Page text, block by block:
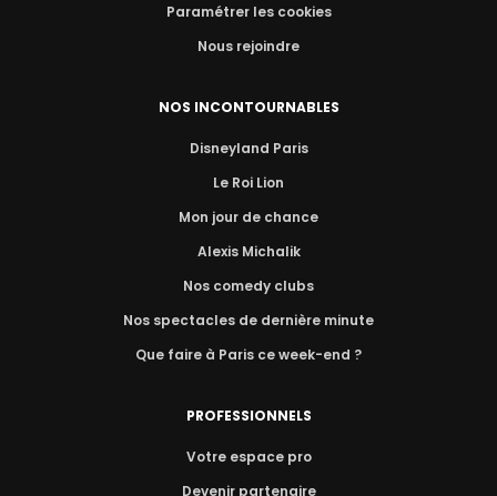
Paramétrer les cookies
Nous rejoindre
NOS INCONTOURNABLES
Disneyland Paris
Le Roi Lion
Mon jour de chance
Alexis Michalik
Nos comedy clubs
Nos spectacles de dernière minute
Que faire à Paris ce week-end ?
PROFESSIONNELS
Votre espace pro
Devenir partenaire